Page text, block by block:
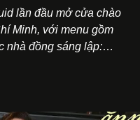
lần đầu mở cửa chào
Minh, với menu gồm
nhà đồng sáng lập:
chóng được yêu thích